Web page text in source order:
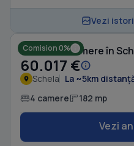
Vezi
Comision 0%
Casă cu 4 camere în
60.017 €
Schela La ~5km
4 camere 182 mp
Vezi